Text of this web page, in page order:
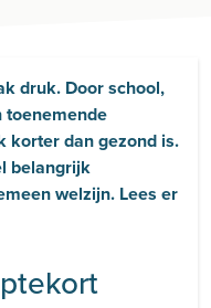
druk. Door school,
toenemende
korter dan gezond is.
belangrijk
welzijn. Lees er